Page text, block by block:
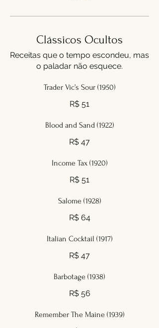
Clássicos Ocultos
Receitas que o tempo escondeu, mas
o paladar não esquece.
Trader Vic’s Sour (1950)
R$ 51
Blood and Sand (1922)
R$ 47
Income Tax (1920)
R$ 51
Salome (1928)
R$ 64
Italian Cocktail (1917)
R$ 47
Barbotage (1938)
R$ 56
Remember The Maine (1939)